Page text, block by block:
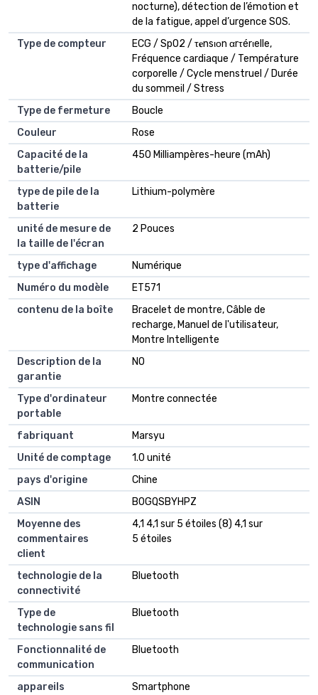
nocturne), détection de l’émotion et
de la fatigue, appel d’urgence SOS.
Type de compteur
ECG / SpO2 / τ𝐞nsιοn αrτérιelle,
Fréquence cardiaque / Température
corporelle / Cycle menstruel / Durée
du sommeil / Stress
Type de fermeture
Boucle
Couleur
Rose
Capacité de la
batterie/pile
450 Milliampères-heure (mAh)
type de pile de la
batterie
Lithium-polymère
unité de mesure de
la taille de l'écran
2 Pouces
type d'affichage
Numérique
Numéro du modèle
ET571
contenu de la boîte
Bracelet de montre, Câble de
recharge, Manuel de l'utilisateur,
Montre Intelligente
Description de la
garantie
NO
Type d'ordinateur
portable
Montre connectée
fabriquant
Marsyu
Unité de comptage
1.0 unité
pays d'origine
Chine
ASIN
B0GQSBYHPZ
Moyenne des
commentaires
client
4,1 4,1 sur 5 étoiles (8) 4,1 sur
5 étoiles
technologie de la
connectivité
Bluetooth
Type de
technologie sans fil
Bluetooth
Fonctionnalité de
communication
Bluetooth
appareils
Smartphone